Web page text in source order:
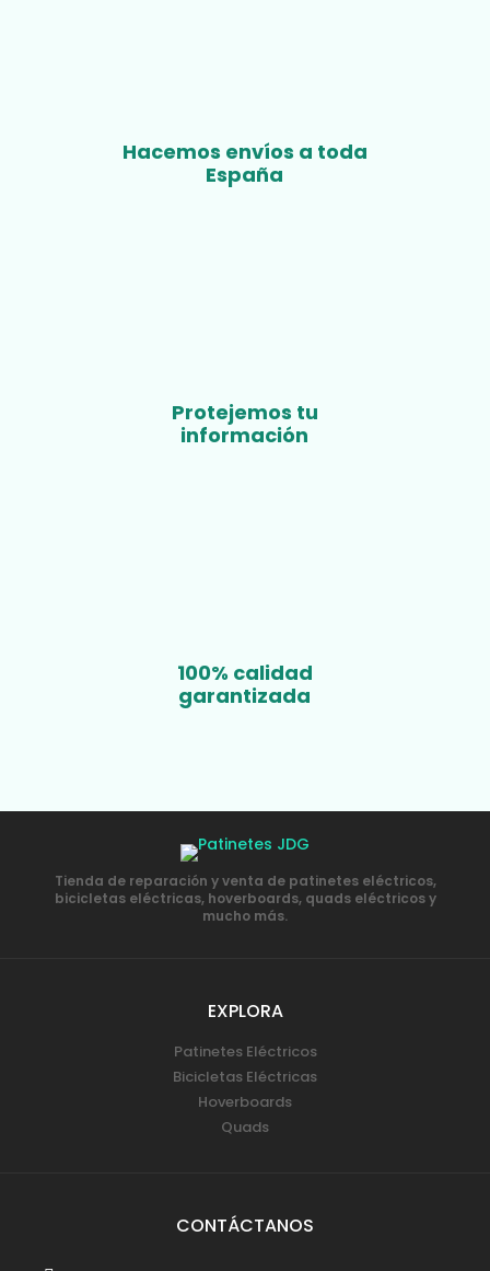
Hacemos envíos a toda
España
Protejemos tu
información
100% calidad
garantizada
Tienda de reparación y venta de patinetes eléctricos,
bicicletas eléctricas, hoverboards, quads eléctricos y
mucho más.
EXPLORA
Patinetes Eléctricos
Bicicletas Eléctricas
Hoverboards
Quads
CONTÁCTANOS